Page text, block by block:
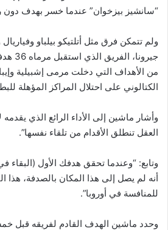
“سانشيز بيزخوان” عندما خسر بهدف دون
ولم تتمكن فرق مثل أتلتيكو بيلباو
من الأهداف التي دخلت مرمى إشبيلية
الكتالوني على احتلال المراكز المؤهلة
وأشار ماشين إلى الأداء الرائع الذي يقدمه
العقل تنطلق الأقدام من تلقاء نفسها”.
وتابع: “وعندما تحقق هدفك الأول (البقاء
أنه لم يصل إلى هذا المكان بالصدفة، هذا
للمنافسة في أوروبا”.
وحدد ماشين الهدف القادم لفريقه قبل